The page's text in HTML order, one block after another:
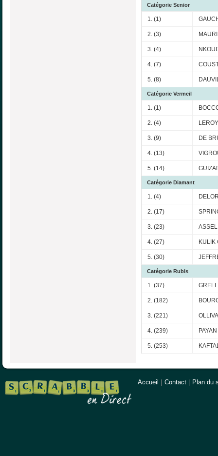
Catégorie Senior
1. (1)
2. (3)
3. (4)
4. (7)
5. (8)
Catégorie Vermeil
1. (1)
2. (4)
3. (9) DE
4. (13)
5. (14)
Catégorie Diamant
1. (4)
2. (17)
3. (23)
4. (27) KULIK
5. (30)
Catégorie Rubis
1. (37)
2. (182)
3. (221)
4. (239)
5. (253)
Accueil Contact Plan du